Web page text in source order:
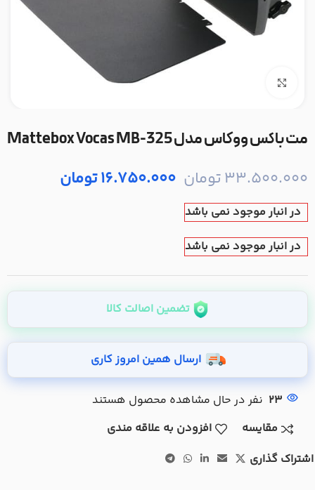
مت باکس ووکاس مدل Mattebox Vocas MB-325
33.500.000تومان 16.750.000تومان
در انبار موجود نمی باشد
در انبار موجود نمی باشد
تضمین اصالت کالا
ارسال همین امروز کاری
23 نفر در حال مشاهده محصول هستند
مقایسه
افزودن به علاقه مندی
اشتراک گذاری